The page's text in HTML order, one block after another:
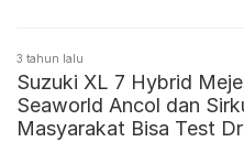
3 tahun lalu
Suzuki XL 7 Hybrid
Seaworld Ancol dan
Masyarakat Bisa Test